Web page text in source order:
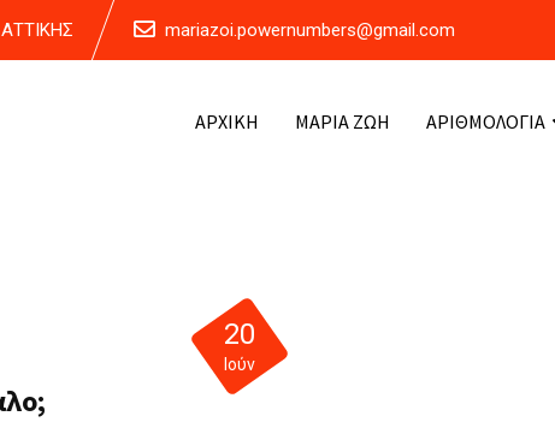
mariazoi.powernumbers@gmail.com
ΑΡΧΙΚΗ ΜΑΡΙΑ ΖΩΗ ΑΡΙΘΜΟΛΟΓΙΑ
20
Ιούν